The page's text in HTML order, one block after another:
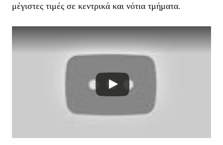
μέγιστες τιμές σε κεντρικά και νότια τμήματα.